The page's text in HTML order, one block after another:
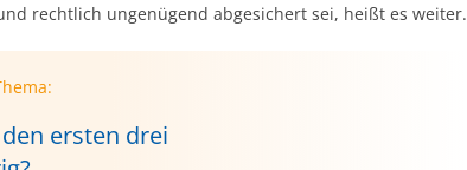
rechtlich ungenügend abgesichert sei, heißt es weiter.
ersten drei